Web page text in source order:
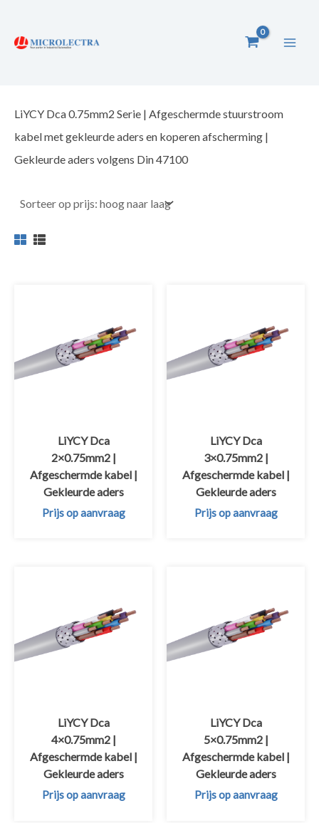
naar
LiYCY Dca 0.75mm2 Serie | Afgeschermde stuurstroom
kabel met gekleurde aders en koperen afscherming |
Gekleurde aders volgens Din 47100
LiYCY Dca
2×0.75mm2 |
Afgeschermde kabel |
Gekleurde aders
Prijs op aanvraag
LiYCY Dca
3×0.75mm2 |
Afgeschermde kabel |
Gekleurde aders
Prijs op aanvraag
LiYCY Dca
4×0.75mm2 |
Afgeschermde kabel |
Gekleurde aders
Prijs op aanvraag
LiYCY Dca
5×0.75mm2 |
Afgeschermde kabel |
Gekleurde aders
Prijs op aanvraag